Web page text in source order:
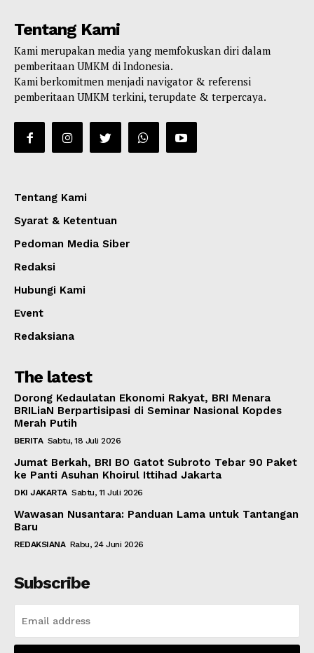
Tentang Kami
Kami merupakan media yang memfokuskan diri dalam
pemberitaan UMKM di Indonesia.
Kami berkomitmen menjadi navigator & referensi
pemberitaan UMKM terkini, terupdate & terpercaya.
Tentang Kami
Syarat & Ketentuan
Pedoman Media Siber
Redaksi
Hubungi Kami
Event
Redaksiana
The latest
Dorong Kedaulatan Ekonomi Rakyat, BRI Menara
BRILiaN Berpartisipasi di Seminar Nasional Kopdes
Merah Putih
BERITA Sabtu, 18 Juli 2026
Jumat Berkah, BRI BO Gatot Subroto Tebar 90 Paket
ke Panti Asuhan Khoirul Ittihad Jakarta
DKI JAKARTA Sabtu, 11 Juli 2026
Wawasan Nusantara: Panduan Lama untuk Tantangan
Baru
REDAKSIANA Rabu, 24 Juni 2026
Subscribe